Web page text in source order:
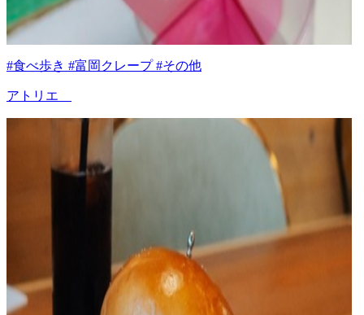
#食べ歩き #富岡クレープ #その他
アトリエ